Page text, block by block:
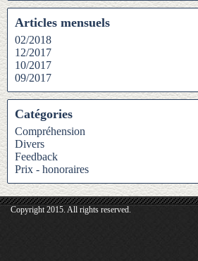
Articles mensuels
02/2018
12/2017
10/2017
09/2017
Catégories
Compréhension
Divers
Feedback
Prix - honoraires
Copyright 2015. All rights reserved.